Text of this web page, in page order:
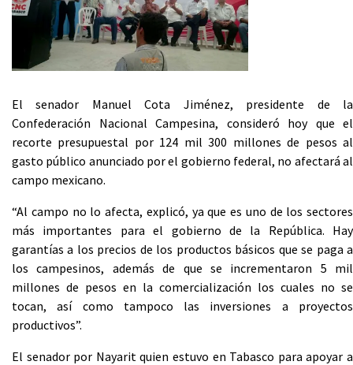
El senador Manuel Cota Jiménez, presidente de la
Confederación Nacional Campesina, consideró hoy que el
recorte presupuestal por 124 mil 300 millones de pesos al
gasto público anunciado por el gobierno federal, no afectará al
campo mexicano.
“Al campo no lo afecta, explicó, ya que es uno de los sectores
más importantes para el gobierno de la República. Hay
garantías a los precios de los productos básicos que se paga a
los campesinos, además de que se incrementaron 5 mil
millones de pesos en la comercialización los cuales no se
tocan, así como tampoco las inversiones a proyectos
productivos”.
El senador por Nayarit quien estuvo en Tabasco para apoyar a